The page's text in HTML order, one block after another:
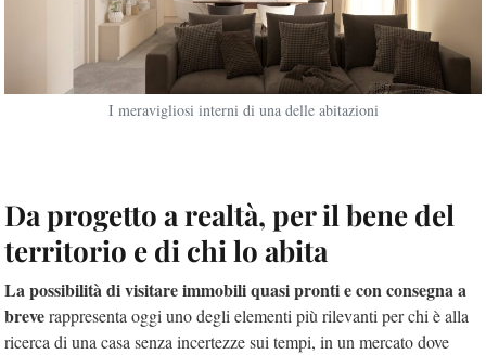
I meravigliosi interni di una delle abitazioni
Da progetto a realtà, per il bene del
territorio e di chi lo abita
La possibilità di visitare immobiliquasi pronti e con consegna a
breverappresenta oggi uno degli elementi più rilevanti per chi è alla
ricerca di una casa senza incertezze sui tempi, in un mercato dove